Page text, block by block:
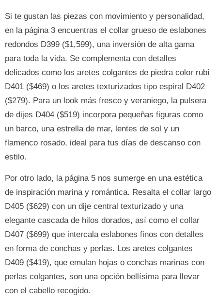
Si te gustan las piezas con movimiento y personalidad,
en la página 3 encuentras el collar grueso de eslabones
redondos D399 ($1,599), una inversión de alta gama
para toda la vida. Se complementa con detalles
delicados como los aretes colgantes de piedra color rubí
D401 ($469) o los aretes texturizados tipo espiral D402
($279). Para un look más fresco y veraniego, la pulsera
de dijes D404 ($519) incorpora pequeñas figuras como
un barco, una estrella de mar, lentes de sol y un
flamenco rosado, ideal para tus días de descanso con
estilo.
Por otro lado, la página 5 nos sumerge en una estética
de inspiración marina y romántica. Resalta el collar largo
D405 ($629) con un dije central texturizado y una
elegante cascada de hilos dorados, así como el collar
D407 ($699) que intercala eslabones finos con detalles
en forma de conchas y perlas. Los aretes colgantes
D409 ($419), que emulan hojas o conchas marinas con
perlas colgantes, son una opción bellísima para llevar
con el cabello recogido.